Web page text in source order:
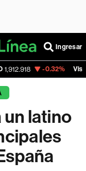
Ingresar
-0.32% Visa 362.50
un latino